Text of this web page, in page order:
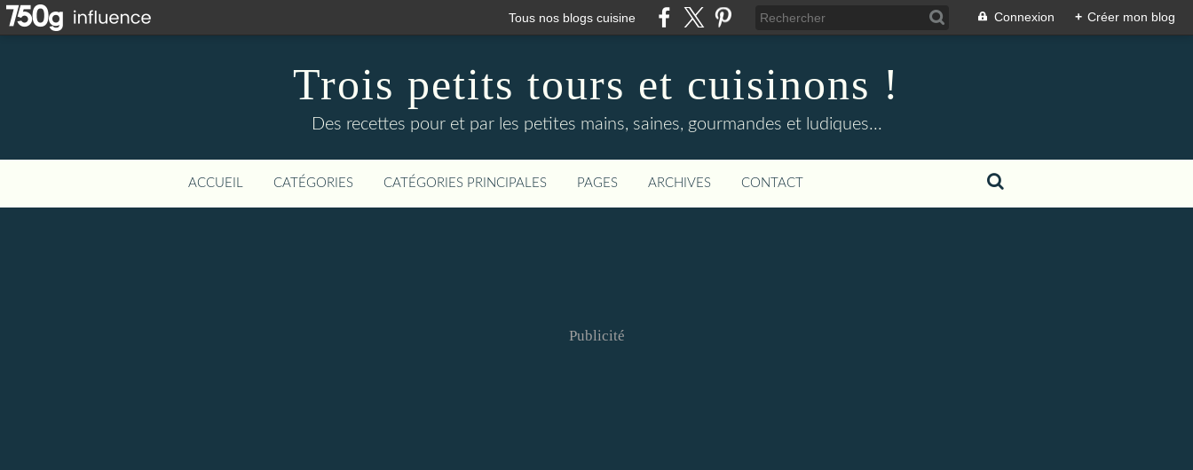
Tous nos blogs cuisine Connexion + Créer mon blog
Trois petits tours et cuisinons !
Des recettes pour et par les petites mains, saines, gourmandes et ludiques...
ACCUEIL CATÉGORIES CATÉGORIES PRINCIPALES PAGES ARCHIVES CONTACT
Publicité